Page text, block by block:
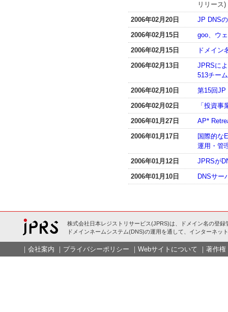
リリース)
2006年02月20日
JP DNS
2006年02月15日
goo、ウ
2006年02月15日
ドメイン
2006年02月13日
JPRSに
513チー
2006年02月10日
第15回
2006年02月02日
「投資
2006年01月27日
AP*
2006年01月17日
国際的な
運用・管
2006年01月12日
JPRSが
2006年01月10日
DNSサー
株式会社日本レジストリサービス(JPRS)は、ドメイン名の登録
ドメインネームシステム(DNS)の運用を通して、インターネッ
｜ 会社案内 ｜ プライバシーポリシー ｜ Webサイトについて ｜ 著作権